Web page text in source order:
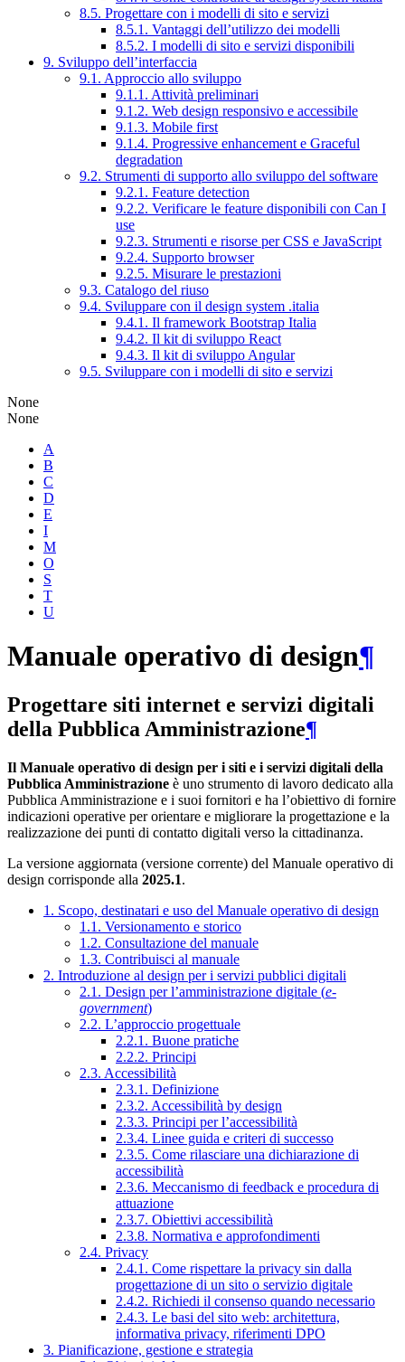
8.5. Progettare con i modelli di sito e servizi
8.5.1. Vantaggi dell’utilizzo dei modelli
8.5.2. I modelli di sito e servizi disponibili
9. Sviluppo dell’interfaccia
9.1. Approccio allo sviluppo
9.1.1. Attività preliminari
9.1.2. Web design responsivo e accessibile
9.1.3. Mobile first
9.1.4. Progressive enhancement e Graceful
degradation
9.2. Strumenti di supporto allo sviluppo del software
9.2.1. Feature detection
9.2.2. Verificare le feature disponibili con Can I
use
9.2.3. Strumenti e risorse per CSS e JavaScript
9.2.4. Supporto browser
9.2.5. Misurare le prestazioni
9.3. Catalogo del riuso
9.4. Sviluppare con il design system .italia
9.4.1. Il framework Bootstrap Italia
9.4.2. Il kit di sviluppo React
9.4.3. Il kit di sviluppo Angular
9.5. Sviluppare con i modelli di sito e servizi
None
None
A
B
C
D
E
I
M
O
S
T
U
Manuale operativo di design¶
Progettare siti internet e servizi digitali
della Pubblica Amministrazione¶
Il Manuale operativo di design per i siti e i servizi digitali della
Pubblica Amministrazione è uno strumento di lavoro dedicato alla
Pubblica Amministrazione e i suoi fornitori e ha l’obiettivo di fornire
indicazioni operative per orientare e migliorare la progettazione e la
realizzazione dei punti di contatto digitali verso la cittadinanza.
La versione aggiornata (versione corrente) del Manuale operativo di
design corrisponde alla 2025.1.
1. Scopo, destinatari e uso del Manuale operativo di design
1.1. Versionamento e storico
1.2. Consultazione del manuale
1.3. Contribuisci al manuale
2. Introduzione al design per i servizi pubblici digitali
2.1. Design per l’amministrazione digitale (e-
government)
2.2. L’approccio progettuale
2.2.1. Buone pratiche
2.2.2. Principi
2.3. Accessibilità
2.3.1. Definizione
2.3.2. Accessibilità by design
2.3.3. Principi per l’accessibilità
2.3.4. Linee guida e criteri di successo
2.3.5. Come rilasciare una dichiarazione di
accessibilità
2.3.6. Meccanismo di feedback e procedura di
attuazione
2.3.7. Obiettivi accessibilità
2.3.8. Normativa e approfondimenti
2.4. Privacy
2.4.1. Come rispettare la privacy sin dalla
progettazione di un sito o servizio digitale
2.4.2. Richiedi il consenso quando necessario
2.4.3. Le basi del sito web: architettura,
informativa privacy, riferimenti DPO
3. Pianificazione, gestione e strategia